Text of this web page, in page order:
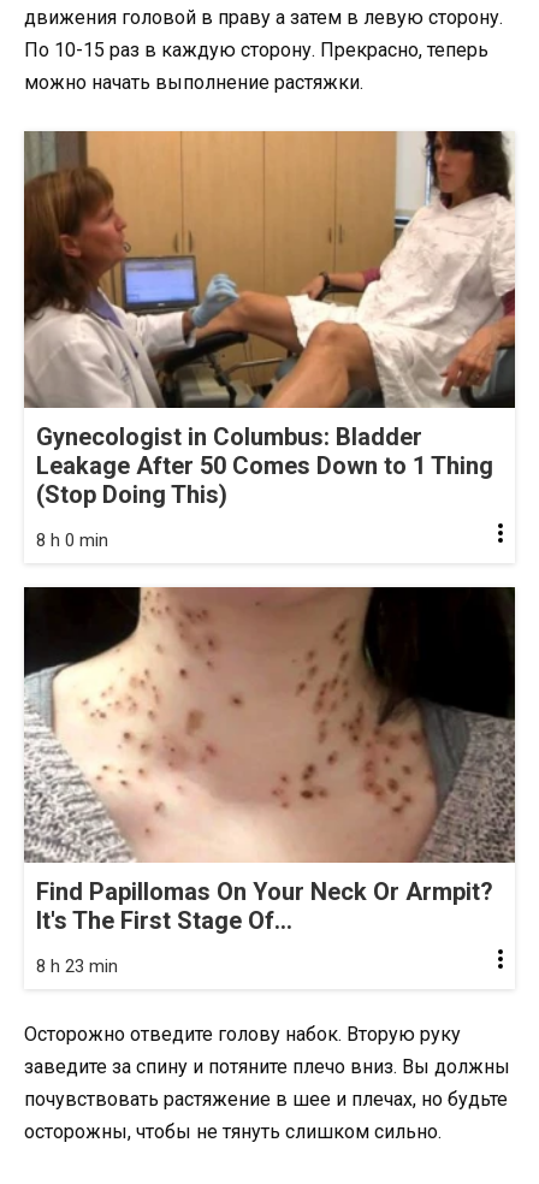
движения головой в праву а затем в левую сторону.
По 10-15 раз в каждую сторону. Прекрасно, теперь
можно начать выполнение растяжки.
Gynecologist in Columbus: Bladder
Leakage After 50 Comes Down to 1 Thing
(Stop Doing This)
8 h 0 min
Find Papillomas On Your Neck Or Armpit?
It's The First Stage Of...
8 h 23 min
Осторожно отведите голову набок. Вторую руку
заведите за спину и потяните плечо вниз. Вы должны
почувствовать растяжение в шее и плечах, но будьте
осторожны, чтобы не тянуть слишком сильно.